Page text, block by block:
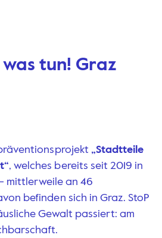
tun! Graz
„Stadtteile
, welches bereits seit 2019 in
mittlerweile an 46
befinden sich in Graz. StoP
Gewalt passiert: am